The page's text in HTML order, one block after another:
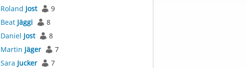
Roland Jost
9
Beat Jäggi
8
Daniel Jost
8
Martin Jäger
7
Sara Jucker
7